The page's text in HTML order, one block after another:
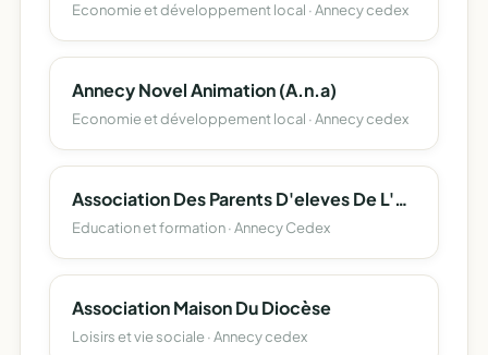
Economie et développement local · Annecy cedex
Annecy Novel Animation (A.n.a)
Economie et développement local · Annecy cedex
Association Des Parents D'eleves De L'enseignement Libre (Apel) Du Departement De La Haute-Savoie
Education et formation · Annecy Cedex
Association Maison Du Diocèse
Loisirs et vie sociale · Annecy cedex